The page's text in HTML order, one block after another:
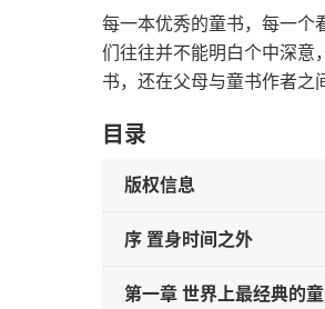
每一本优秀的童书，每一个
们往往并不能明白个中深意
书，还在父母与童书作者之
目录
版权信息
序 置身时间之外
第一章 世界上最经典的